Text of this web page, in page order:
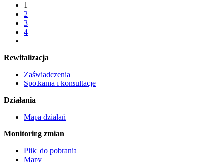
1
2
3
4
Rewitalizacja
Zaświadczenia
Spotkania i konsultacje
Działania
Mapa działań
Monitoring zmian
Pliki do pobrania
Mapy